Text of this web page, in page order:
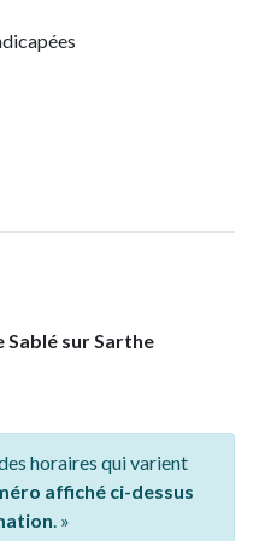
Sablé sur Sarthe
horaires qui varient
affiché ci-dessus
. »